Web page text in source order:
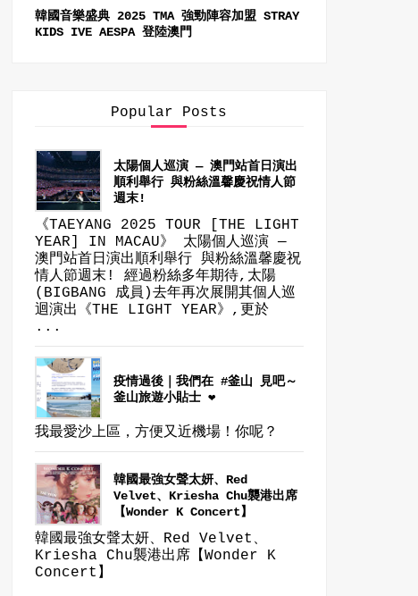
韓國音樂盛典 2025 TMA 強勁陣容加盟 STRAY
KIDS IVE AESPA 登陸澳門
Popular Posts
太陽個人巡演 — 澳門站首日演出
順利舉行 與粉絲溫馨慶祝情人節
週末!
《TAEYANG 2025 TOUR [THE LIGHT
YEAR] IN MACAU》 太陽個人巡演 —
澳門站首日演出順利舉行 與粉絲溫馨慶祝
情人節週末! 經過粉絲多年期待,太陽
(BIGBANG 成員)去年再次展開其個人巡
迴演出《THE LIGHT YEAR》,更於
...
疫情過後｜我們在 #釜山 見吧～
釜山旅遊小貼士 ❤
我最愛沙上區，方便又近機場！你呢？
韓國最強女聲太妍、Red
Velvet、Kriesha Chu襲港出席
【Wonder K Concert】
韓國最強女聲太妍、Red Velvet、
Kriesha Chu襲港出席【Wonder K
Concert】